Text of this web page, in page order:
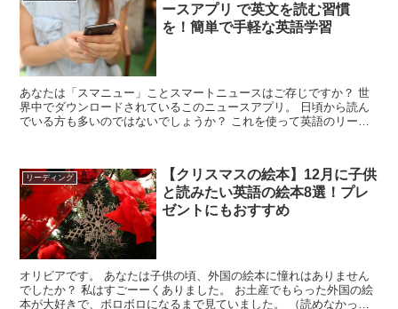
ースアプリ で英文を読む習慣
を！簡単で手軽な英語学習
あなたは「スマニュー」ことスマートニュースはご存じですか？ 世
界中でダウンロードされているこのニュースアプリ。 日頃から読ん
でいる方も多いのではないでしょうか？ これを使って英語のリーデ
リーディング
【クリスマスの絵本】12月に子供
と読みたい英語の絵本8選！プレ
ゼントにもおすすめ
オリビアです。 あなたは子供の頃、外国の絵本に憧れはありません
でしたか？ 私はすごーーくありました。 お土産でもらった外国の絵
本が大好きで、ボロボロになるまで見ていました。 （読めなかった